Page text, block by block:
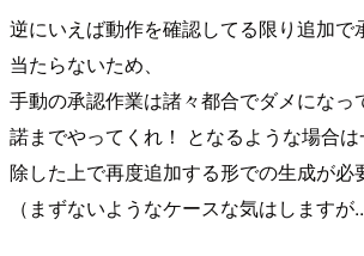
逆にいえば動作を確認してる限り追加で
当たらないため、
手動の承認作業は諸々都合でダメになっ
諾までやってくれ！ となるような場合
除した上で再度追加する形での生成が必
（まずないようなケースな気はしますが